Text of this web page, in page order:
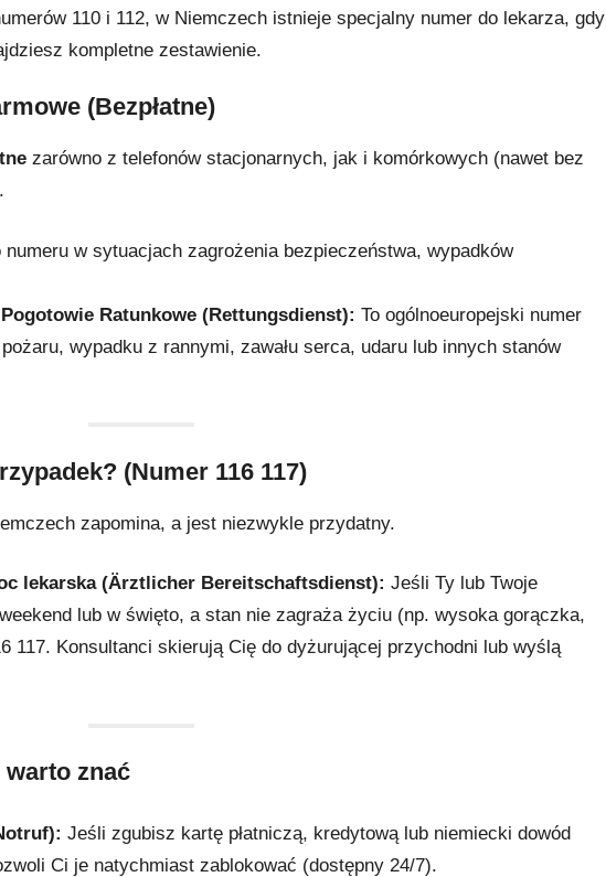
110 i 112, w Niemczech istnieje specjalny numer do lekarza, gdy
kompletne zestawienie.
(Bezpłatne)
zarówno z telefonów stacjonarnych, jak i komórkowych (nawet bez
numeru w sytuacjach zagrożenia bezpieczeństwa, wypadków
Ratunkowe (Rettungsdienst): To ogólnoeuropejski numer
wypadku z rannymi, zawału serca, udaru lub innych stanów
(Numer 116 117)
zapomina, a jest niezwykle przydatny.
lekarska (Ärztlicher Bereitschaftsdienst): Jeśli Ty lub Twoje
lub w święto, a stan nie zagraża życiu (np. wysoka gorączka,
117. Konsultanci skierują Cię do dyżurującej przychodni lub wyślą
warto znać
Jeśli zgubisz kartę płatniczą, kredytową lub niemiecki dowód
Ci je natychmiast zablokować (dostępny 24/7).